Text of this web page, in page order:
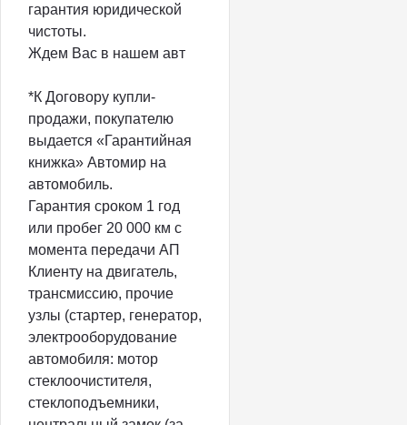
гарантия юридической
чистоты.
Ждем Вас в нашем авт
*К Договору купли-
продажи, покупателю
выдается «Гарантийная
книжка» Автомир на
автомобиль.
Гарантия сроком 1 год
или пробег 20 000 км с
момента передачи АП
Клиенту на двигатель,
трансмиссию, прочие
узлы (стартер, генератор,
электрооборудование
автомобиля: мотор
стеклоочистителя,
стеклоподъемники,